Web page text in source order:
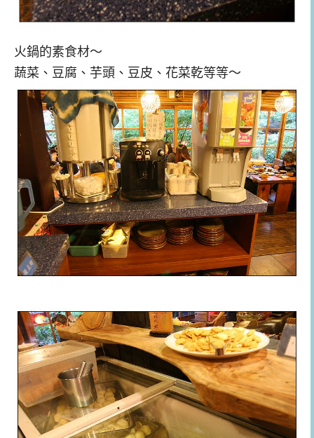
火鍋的素食材～
蔬菜、豆腐、芋頭、豆皮、花菜乾等等～